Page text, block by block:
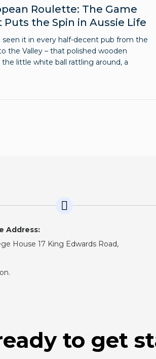
Roulette: The Game
Puts the Spin in Aussie Life
seen it in every half-decent pub from the
the Valley – that polished wooden
the little white ball rattling around, a
Address:
House 17 King Edwards Road,
to get